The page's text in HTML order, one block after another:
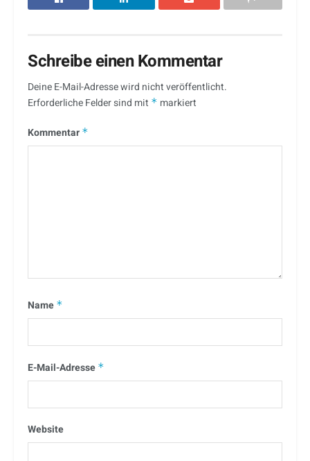
Schreibe einen Kommentar
Deine E-Mail-Adresse wird nicht veröffentlicht.
Erforderliche Felder sind mit * markiert
Kommentar *
Name *
E-Mail-Adresse *
Website